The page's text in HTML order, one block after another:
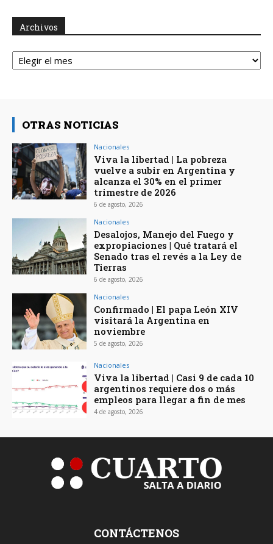
Archivos
Archivos
OTRAS NOTICIAS
Nacionales
Viva la libertad | La pobreza
vuelve a subir en Argentina y
alcanza el 30% en el primer
trimestre de 2026
6 de agosto, 2026
Nacionales
Desalojos, Manejo del Fuego y
expropiaciones | Qué tratará el
Senado tras el revés a la Ley de
Tierras
6 de agosto, 2026
Nacionales
Confirmado | El papa León XIV
visitará la Argentina en
noviembre
5 de agosto, 2026
Nacionales
Viva la libertad | Casi 9 de cada 10
argentinos requiere dos o más
empleos para llegar a fin de mes
4 de agosto, 2026
CONTÁCTENOS